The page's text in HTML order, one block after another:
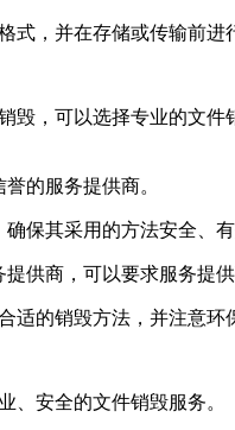
式，并在存储或传输前
毁，可以选择专业的文
的服务提供商。
保其采用的方法安全、有
供商，可以要求服务提
适的销毁方法，并注意
、安全的文件销毁服务。